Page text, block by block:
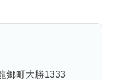
郷町大勝1333